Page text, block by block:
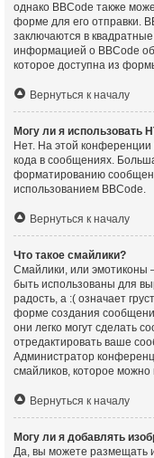
однако BBCode также
форме для его отправки.
заключаются в
информацией о BBCode
которое доступна из
Вернуться к началу
Могу ли я использовать
Нет. На этой
кода в сообщениях.
форматированию
использованием BBCode.
Вернуться к началу
Что такое смайлики?
Смайлики, или эмотиконы
быть использованы для
радость, а :( означает
форме создания
они легко могут сделать
отредактировать ваше
Администратор
смайликов, которое
Вернуться к началу
Могу ли я добавлять
Да, вы можете размещать